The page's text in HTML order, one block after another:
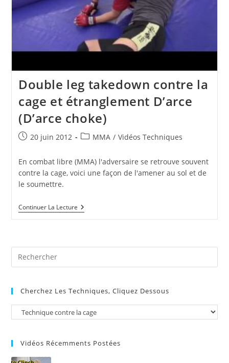
Double leg takedown contre la
cage et étranglement D’arce
(D’arce choke)
Publication
20 juin 2012
PostMMA / Vidéos Techniques
En combat libre (MMA) l'adversaire se retrouve souvent
contre la cage, voici une façon de l'amener au sol et de
le soumettre.
Continuer La LectureDouble
Leg
Cage
Étranglement
Choke)
the
Cherchez Les Techniques, Cliquez Dessous
Vidéos Récemments Postées